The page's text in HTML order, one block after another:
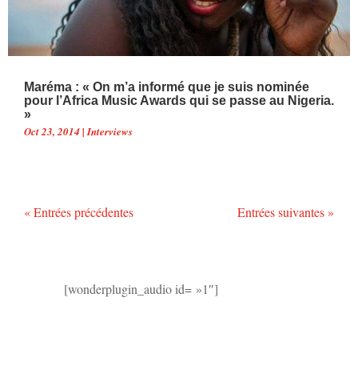
Maréma : « On m’a informé que je suis nominée
pour l’Africa Music Awards qui se passe au Nigeria.
»
Oct 23, 2014|Interviews
« Entrées précédentes Entrées suivantes »
[wonderplugin_audio id= »1″]